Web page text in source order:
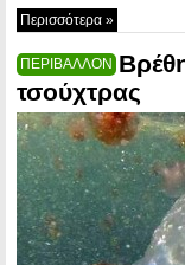
Περισσότερα »
ΠΕΡΙΒΑΛΛΟΝ
τσούχτρας